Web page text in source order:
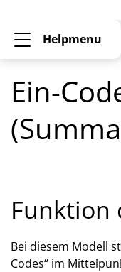
Helpmenu
Ein-
Funktion
Bei diesem Modell
Codes“ im